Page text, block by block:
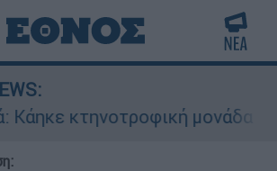
μονάδα -